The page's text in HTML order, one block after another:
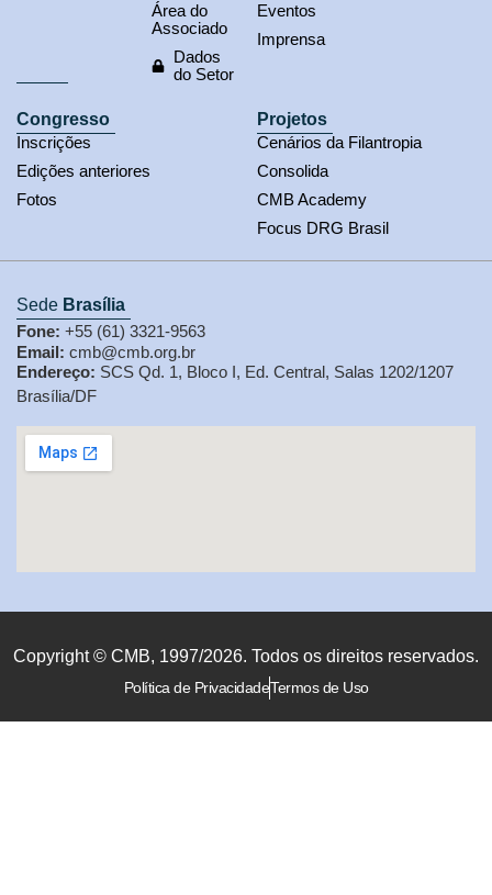
Área do
Associado
Dados
do Setor
Eventos
Imprensa
Congresso
Inscrições
Edições anteriores
Fotos
Projetos
Cenários da Filantropia
Consolida
CMB Academy
Focus DRG Brasil
Sede Brasília
Fone: +55 (61) 3321-9563
Email: cmb@cmb.org.br
Endereço: SCS Qd. 1, Bloco I, Ed. Central, Salas 1202/1207
Brasília/DF
Copyright © CMB, 1997/2026. Todos os direitos reservados.
Política de PrivacidadeTermos de Uso